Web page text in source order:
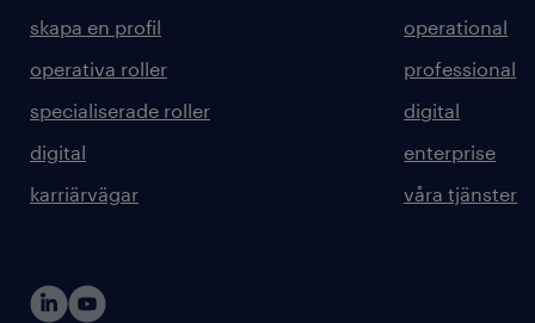
skapa en profil
operativa roller
specialiserade roller
digital
karriärvägar
operational
professional
digital
enterprise
våra tjänster